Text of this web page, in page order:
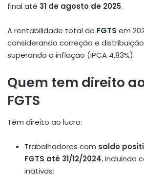
final até 31 de agosto de 2025.
A rentabilidade total do FGTS em
considerando correção e
superando a inflação (IPCA 4,83%).
Quem tem direito
FGTS
Têm direito ao lucro:
Trabalhadores com saldo
FGTS até 31/12/2024, incluindo
inativas;